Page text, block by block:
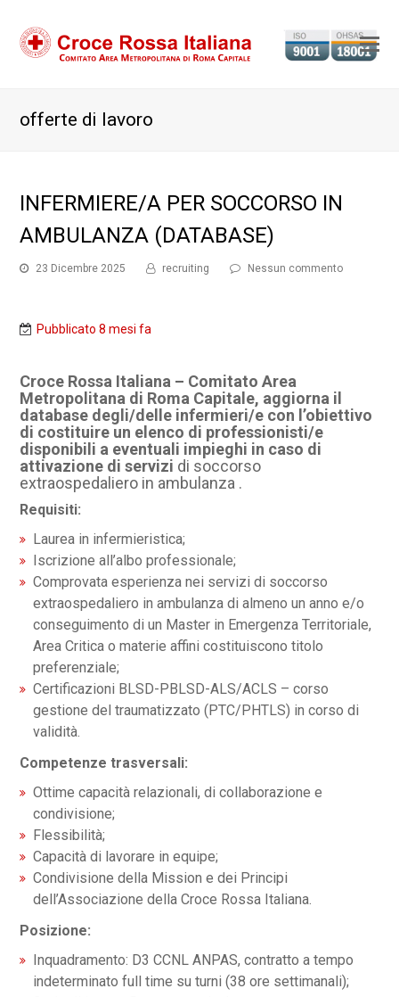
offerte di lavoro
INFERMIERE/A PER SOCCORSO IN
AMBULANZA (DATABASE)
23 Dicembre 2025 recruiting Nessun commento
Pubblicato 8 mesi fa
Croce Rossa Italiana – Comitato Area
Metropolitana di Roma Capitale, aggiorna il
database degli/delle infermieri/e con l’obiettivo
di costituire un elenco di professionisti/e
disponibili a eventuali impieghi in caso di
attivazione di servizi di soccorso
extraospedaliero in ambulanza .
Requisiti:
Laurea in infermieristica;
Iscrizione all’albo professionale;
Comprovata esperienza nei servizi di soccorso
extraospedaliero in ambulanza di almeno un anno e/o
conseguimento di un Master in Emergenza Territoriale,
Area Critica o materie affini costituiscono titolo
preferenziale;
Certificazioni BLSD-PBLSD-ALS/ACLS – corso
gestione del traumatizzato (PTC/PHTLS) in corso di
validità.
Competenze trasversali:
Ottime capacità relazionali, di collaborazione e
condivisione;
Flessibilità;
Capacità di lavorare in equipe;
Condivisione della Mission e dei Principi
dell’Associazione della Croce Rossa Italiana.
Posizione:
Inquadramento: D3 CCNL ANPAS, contratto a tempo
indeterminato full time su turni (38 ore settimanali);